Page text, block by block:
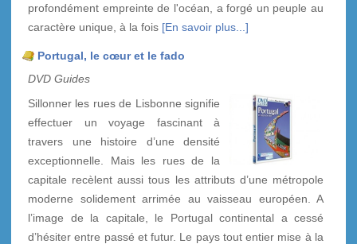
profondément empreinte de l'océan, a forgé un peuple au
caractère unique, à la fois [En savoir plus...]
Portugal, le cœur et le fado
DVD Guides
Sillonner les rues de Lisbonne signifie
effectuer un voyage fascinant à
travers une histoire d’une densité
exceptionnelle. Mais les rues de la
capitale recèlent aussi tous les attributs d’une métropole
moderne solidement arrimée au vaisseau européen. A
l’image de la capitale, le Portugal continental a cessé
d’hésiter entre passé et futur. Le pays tout entier mise à la